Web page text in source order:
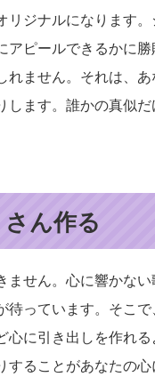
リジナルになります
ピールできるかに
れません。それは、
ます。誰かの真似
ん作る
せん。心に響かな
っています。そこで
心に引き出しを作れ
することがあなたの